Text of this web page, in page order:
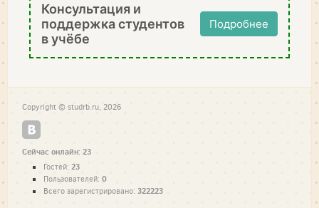
Консультация и
поддержка студентов
в учёбе
Подробнее
Copyright © studrb.ru, 2026
Сейчас онлайн: 23
Гостей: 23
Пользователей: 0
Всего зарегистрировано: 322223